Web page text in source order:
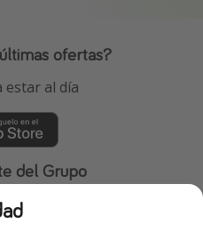
ofertas?
estar al día
del Grupo